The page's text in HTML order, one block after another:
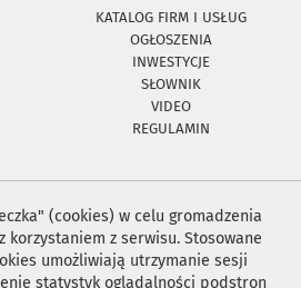
KATALOG FIRM I USŁUG
OGŁOSZENIA
INWESTYCJE
SŁOWNIK
VIDEO
REGULAMIN
(cookies) w celu gromadzenia
korzystaniem z serwisu. Stosowane
umożliwiają utrzymanie sesji
statystyk oglądalności podstron